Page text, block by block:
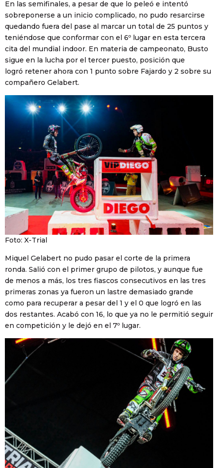
En las semifinales, a pesar de que lo peleó e intentó
sobreponerse a un inicio complicado, no pudo resarcirse
quedando fuera del pase al marcar un total de 25 puntos y
teniéndose que conformar con el 6º lugar en esta tercera
cita del mundial indoor. En materia de campeonato, Busto
sigue en la lucha por el tercer puesto, posición que
logró retener ahora con 1 punto sobre Fajardo y 2 sobre su
compañero Gelabert.
Foto: X-Trial
Miquel Gelabert no pudo pasar el corte de la primera
ronda. Salió con el primer grupo de pilotos, y aunque fue
de menos a más, los tres fiascos consecutivos en las tres
primeras zonas ya fueron un lastre demasiado grande
como para recuperar a pesar del 1 y el 0 que logró en las
dos restantes. Acabó con 16, lo que ya no le permitió seguir
en competición y le dejó en el 7º lugar.